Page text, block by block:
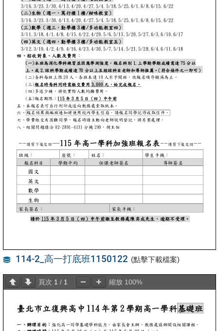
114-2_高一打底班1150122 (點擊下載檔案)
頁次 1 / 1 縮放 100%